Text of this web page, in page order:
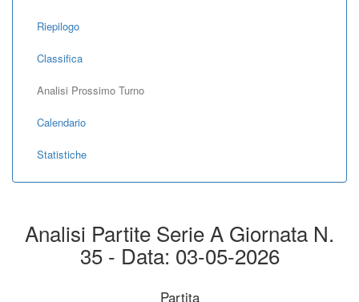
Riepilogo
Classifica
Analisi Prossimo Turno
Calendario
Statistiche
Analisi Partite Serie A Giornata N.
35 - Data: 03-05-2026
Partita